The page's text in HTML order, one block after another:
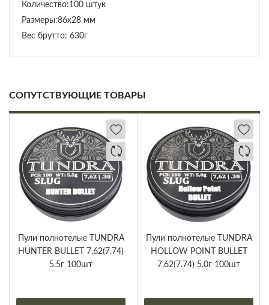
Количество:100 штук
Размеры:86х28 мм
Вес брутто: 630г
СОПУТСТВУЮЩИЕ ТОВАРЫ
Пули полнотелые TUNDRA
HUNTER BULLET 7.62(7.74)
5.5г 100шт
Пули полнотелые TUNDRA
HOLLOW POINT BULLET
7.62(7.74) 5.0г 100шт